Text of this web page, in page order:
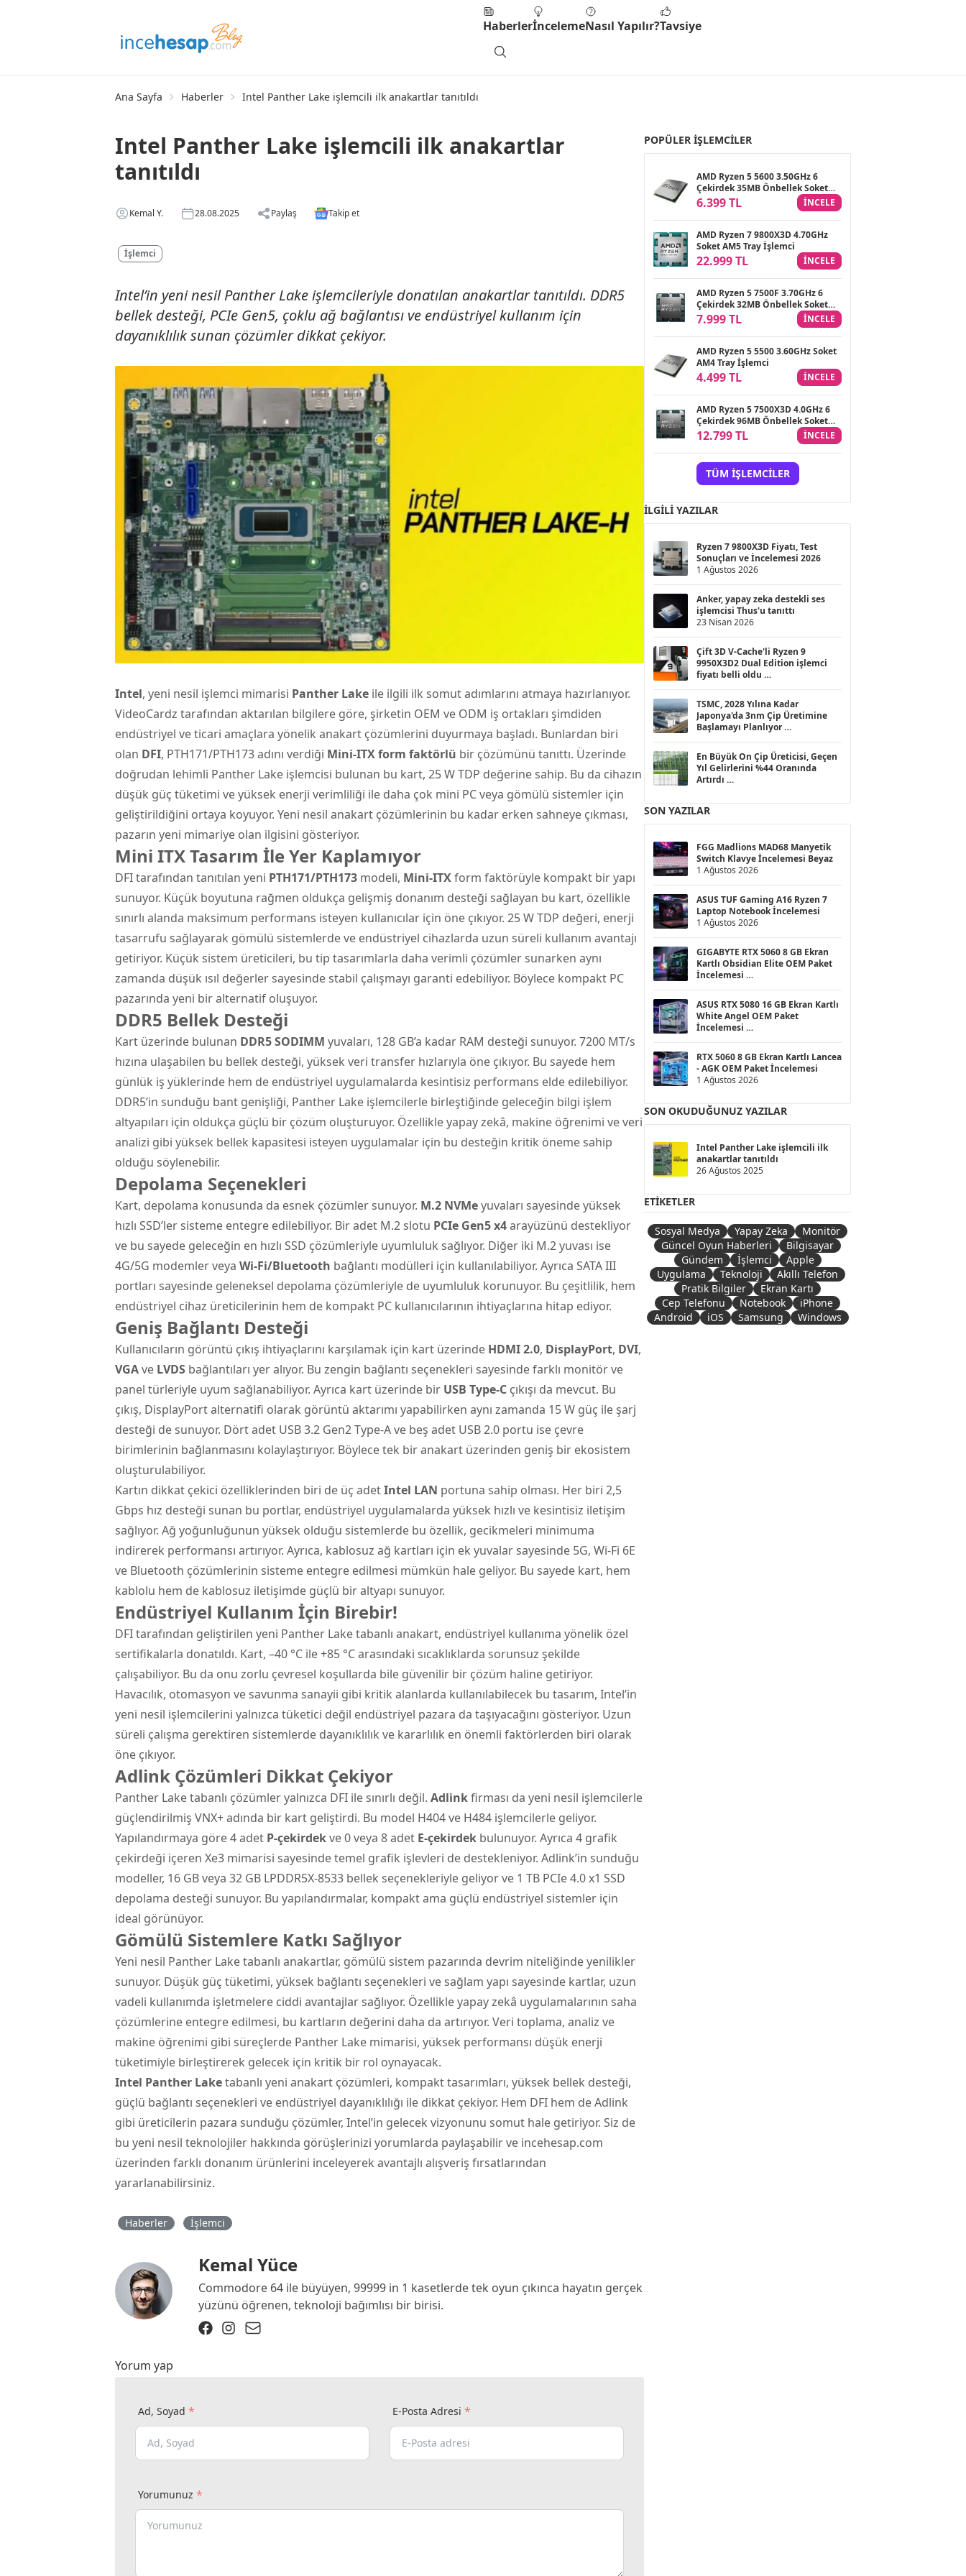
HaberlerİncelemeNasıl Yapılır?Tavsiye
Ana Sayfa Haberler Intel Panther Lake işlemcili ilk anakartlar tanıtıldı
Intel Panther Lake işlemcili ilk anakartlar
tanıtıldı
Kemal Y. 28.08.2025 Paylaş Takip et
İşlemci
Intel’in yeni nesil Panther Lake işlemcileriyle donatılan anakartlar tanıtıldı. DDR5
bellek desteği, PCIe Gen5, çoklu ağ bağlantısı ve endüstriyel kullanım için
dayanıklılık sunan çözümler dikkat çekiyor.
Intel, yeni nesil işlemci mimarisi Panther Lake ile ilgili ilk somut adımlarını atmaya hazırlanıyor.
VideoCardz tarafından aktarılan bilgilere göre, şirketin OEM ve ODM iş ortakları şimdiden
endüstriyel ve ticari amaçlara yönelik anakart çözümlerini duyurmaya başladı. Bunlardan biri
olan DFI, PTH171/PTH173 adını verdiği Mini-ITX form faktörlü bir çözümünü tanıttı. Üzerinde
doğrudan lehimli Panther Lake işlemcisi bulunan bu kart, 25 W TDP değerine sahip. Bu da cihazın
düşük güç tüketimi ve yüksek enerji verimliliği ile daha çok mini PC veya gömülü sistemler için
geliştirildiğini ortaya koyuyor. Yeni nesil anakart çözümlerinin bu kadar erken sahneye çıkması,
pazarın yeni mimariye olan ilgisini gösteriyor.
Mini ITX Tasarım İle Yer Kaplamıyor
DFI tarafından tanıtılan yeni PTH171/PTH173 modeli, Mini-ITXform faktörüyle kompakt bir yapı
sunuyor. Küçük boyutuna rağmen oldukça gelişmiş donanım desteği sağlayan bu kart, özellikle
sınırlı alanda maksimum performans isteyen kullanıcılar için öne çıkıyor. 25 W TDP değeri, enerji
tasarrufu sağlayarak gömülü sistemlerde ve endüstriyel cihazlarda uzun süreli kullanım avantajı
getiriyor. Küçük sistem üreticileri, bu tip tasarımlarla daha verimli çözümler sunarken aynı
zamanda düşük ısıl değerler sayesinde stabil çalışmayı garanti edebiliyor. Böylece kompakt PC
pazarında yeni bir alternatif oluşuyor.
DDR5 Bellek Desteği
Kart üzerinde bulunan DDR5 SODIMM yuvaları, 128 GB’a kadar RAM desteği sunuyor. 7200 MT/s
hızına ulaşabilen bu bellek desteği, yüksek veri transfer hızlarıyla öne çıkıyor. Bu sayede hem
günlük iş yüklerinde hem de endüstriyel uygulamalarda kesintisiz performans elde edilebiliyor.
DDR5’in sunduğu bant genişliği, Panther Lake işlemcilerle birleştiğinde geleceğin bilgi işlem
altyapıları için oldukça güçlü bir çözüm oluşturuyor. Özellikle yapay zekâ, makine öğrenimi ve veri
analizi gibi yüksek bellek kapasitesi isteyen uygulamalar için bu desteğin kritik öneme sahip
olduğu söylenebilir.
Depolama Seçenekleri
Kart, depolama konusunda da esnek çözümler sunuyor. M.2 NVMeyuvaları sayesinde yüksek
hızlı SSD’ler sisteme entegre edilebiliyor. Bir adet M.2 slotu PCIe Gen5 x4arayüzünü destekliyor
ve bu sayede geleceğin en hızlı SSD çözümleriyle uyumluluk sağlıyor. Diğer iki M.2 yuvası ise
4G/5G modemler veya Wi-Fi/Bluetooth bağlantı modülleri için kullanılabiliyor. Ayrıca SATA III
portları sayesinde geleneksel depolama çözümleriyle de uyumluluk korunuyor. Bu çeşitlilik, hem
endüstriyel cihaz üreticilerinin hem de kompakt PC kullanıcılarının ihtiyaçlarına hitap ediyor.
Geniş Bağlantı Desteği
Kullanıcıların görüntü çıkış ihtiyaçlarını karşılamak için kart üzerinde HDMI 2.0, DisplayPort, DVI,
VGAve LVDS bağlantıları yer alıyor. Bu zengin bağlantı seçenekleri sayesinde farklı monitör ve
panel türleriyle uyum sağlanabiliyor. Ayrıca kart üzerinde bir USB Type-C çıkışı da mevcut. Bu
çıkış, DisplayPort alternatifi olarak görüntü aktarımı yapabilirken aynı zamanda 15 W güç ile şarj
desteği de sunuyor. Dört adet USB 3.2 Gen2 Type-A ve beş adet USB 2.0 portu ise çevre
birimlerinin bağlanmasını kolaylaştırıyor. Böylece tek bir anakart üzerinden geniş bir ekosistem
oluşturulabiliyor.
Kartın dikkat çekici özelliklerinden biri de üç adetIntel LAN portuna sahip olması. Her biri 2,5
Gbps hız desteği sunan bu portlar, endüstriyel uygulamalarda yüksek hızlı ve kesintisiz iletişim
sağlıyor. Ağ yoğunluğunun yüksek olduğu sistemlerde bu özellik, gecikmeleri minimuma
indirerek performansı artırıyor. Ayrıca, kablosuz ağ kartları için ek yuvalar sayesinde 5G, Wi-Fi 6E
ve Bluetooth çözümlerinin sisteme entegre edilmesi mümkün hale geliyor. Bu sayede kart, hem
kablolu hem de kablosuz iletişimde güçlü bir altyapı sunuyor.
Endüstriyel Kullanım İçin Birebir!
DFI tarafından geliştirilen yeni Panther Lake tabanlı anakart, endüstriyel kullanıma yönelik özel
sertifikalarla donatıldı. Kart, –40 °C ile +85 °C arasındaki sıcaklıklarda sorunsuz şekilde
çalışabiliyor. Bu da onu zorlu çevresel koşullarda bile güvenilir bir çözüm haline getiriyor.
Havacılık, otomasyon ve savunma sanayii gibi kritik alanlarda kullanılabilecek bu tasarım, Intel’in
yeni nesil işlemcilerini yalnızca tüketici değil endüstriyel pazara da taşıyacağını gösteriyor. Uzun
süreli çalışma gerektiren sistemlerde dayanıklılık ve kararlılık en önemli faktörlerden biri olarak
öne çıkıyor.
Adlink Çözümleri Dikkat Çekiyor
Panther Lake tabanlı çözümler yalnızca DFI ile sınırlı değil. Adlinkfirması da yeni nesil işlemcilerle
güçlendirilmiş VNX+ adında bir kart geliştirdi. Bu model H404 ve H484 işlemcilerle geliyor.
Yapılandırmaya göre 4 adet P-çekirdekve 0 veya 8 adet E-çekirdek bulunuyor. Ayrıca 4 grafik
çekirdeği içeren Xe3 mimarisi sayesinde temel grafik işlevleri de destekleniyor. Adlink’in sunduğu
modeller, 16 GB veya 32 GB LPDDR5X-8533 bellek seçenekleriyle geliyor ve 1 TB PCIe 4.0 x1 SSD
depolama desteği sunuyor. Bu yapılandırmalar, kompakt ama güçlü endüstriyel sistemler için
ideal görünüyor.
Gömülü Sistemlere Katkı Sağlıyor
Yeni nesil Panther Lake tabanlı anakartlar, gömülü sistem pazarında devrim niteliğinde yenilikler
sunuyor. Düşük güç tüketimi, yüksek bağlantı seçenekleri ve sağlam yapı sayesinde kartlar, uzun
vadeli kullanımda işletmelere ciddi avantajlar sağlıyor. Özellikle yapay zekâ uygulamalarının saha
çözümlerine entegre edilmesi, bu kartların değerini daha da artırıyor. Veri toplama, analiz ve
makine öğrenimi gibi süreçlerde Panther Lake mimarisi, yüksek performansı düşük enerji
tüketimiyle birleştirerek gelecek için kritik bir rol oynayacak.
Intel Panther Laketabanlı yeni anakart çözümleri, kompakt tasarımları, yüksek bellek desteği,
güçlü bağlantı seçenekleri ve endüstriyel dayanıklılığı ile dikkat çekiyor. Hem DFI hem de Adlink
gibi üreticilerin pazara sunduğu çözümler, Intel’in gelecek vizyonunu somut hale getiriyor. Siz de
bu yeni nesil teknolojiler hakkında görüşlerinizi yorumlarda paylaşabilir ve incehesap.com
üzerinden farklı donanım ürünlerini inceleyerek avantajlı alışveriş fırsatlarından
yararlanabilirsiniz.
Haberler İşlemci
Kemal Yüce
Commodore 64 ile büyüyen, 99999 in 1 kasetlerde tek oyun çıkınca hayatın gerçek
yüzünü öğrenen, teknoloji bağımlısı bir birisi.
Yorum yap
Ad, Soyad * E-Posta Adresi *
Yorumunuz *
POPÜLER İŞLEMCILER
AMD Ryzen 5 5600 3.50GHz 6
Çekirdek 35MB Önbellek Soket
AM4 Tray İşlemci (Fansız)
6.399 TL INCELE
AMD Ryzen 7 9800X3D 4.70GHz
Soket AM5 Tray İşlemci
22.999 TL INCELE
AMD Ryzen 5 7500F 3.70GHz 6
Çekirdek 32MB Önbellek Soket
AM5 Tray İşlemci
7.999 TL INCELE
AMD Ryzen 5 5500 3.60GHz Soket
AM4 Tray İşlemci
4.499 TL INCELE
AMD Ryzen 5 7500X3D 4.0GHz 6
Çekirdek 96MB Önbellek Soket
AM5 Tray İşlemci
12.799 TL INCELE
TÜM İŞLEMCILER
İLGILI YAZILAR
Ryzen 7 9800X3D Fiyatı, Test
Sonuçları ve İncelemesi 2026
1 Ağustos 2026
Anker, yapay zeka destekli ses
işlemcisi Thus'u tanıttı
23 Nisan 2026
Çift 3D V-Cache'li Ryzen 9
9950X3D2 Dual Edition işlemci
fiyatı belli oldu
TSMC, 2028 Yılına Kadar
Japonya'da 3nm Çip Üretimine
Başlamayı Planlıyor
En Büyük On Çip Üreticisi, Geçen
Yıl Gelirlerini %44 Oranında
Artırdı
SON YAZILAR
FGG Madlions MAD68 Manyetik
Switch Klavye İncelemesi Beyaz
1 Ağustos 2026
ASUS TUF Gaming A16 Ryzen 7
Laptop Notebook İncelemesi
1 Ağustos 2026
GIGABYTE RTX 5060 8 GB Ekran
Kartlı Obsidian Elite OEM Paket
İncelemesi
ASUS RTX 5080 16 GB Ekran Kartlı
White Angel OEM Paket
İncelemesi
RTX 5060 8 GB Ekran Kartlı Lancea
- AGK OEM Paket İncelemesi
1 Ağustos 2026
SON OKUDUĞUNUZ YAZILAR
Intel Panther Lake işlemcili ilk
anakartlar tanıtıldı
26 Ağustos 2025
ETIKETLER
Sosyal Medya Yapay Zeka
Monitör
Güncel Oyun Haberleri
Bilgisayar
Gündem
İşlemci
Apple
Uygulama
Teknoloji
Akıllı Telefon
Pratik Bilgiler
Ekran Kartı
Cep Telefonu
Notebook
iPhone
Android
iOS Samsung Windows